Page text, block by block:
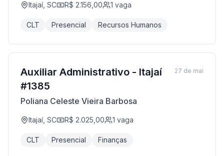
Itajaí, SC R$ 2.156,00 1 vaga
CLT Presencial Recursos Humanos
Auxiliar Administrativo - Itajaí
#1385
Poliana Celeste Vieira Barbosa
Itajaí, SC R$ 2.025,00 1 vaga
CLT Presencial Finanças
27 de mai